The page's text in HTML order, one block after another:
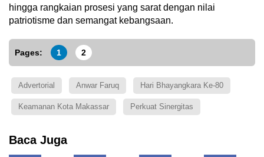
hingga rangkaian prosesi yang sarat dengan nilai
patriotisme dan semangat kebangsaan.
Pages: 1 2
Advertorial Anwar Faruq Hari Bhayangkara Ke-80
Keamanan Kota Makassar Perkuat Sinergitas
Baca Juga